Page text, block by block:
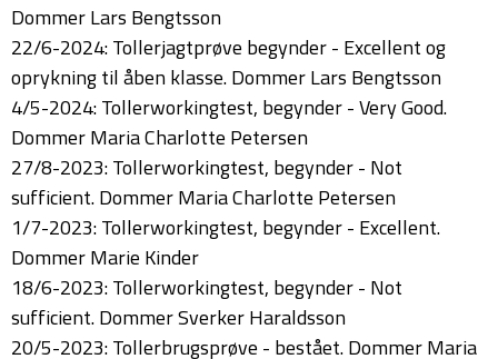
Dommer Lars Bengtsson
22/6-2024: Tollerjagtprøve begynder - Excellent og
oprykning til åben klasse. Dommer Lars Bengtsson
4/5-2024: Tollerworkingtest, begynder - Very Good.
Dommer Maria Charlotte Petersen
27/8-2023: Tollerworkingtest, begynder - Not
sufficient. Dommer Maria Charlotte Petersen
1/7-2023: Tollerworkingtest, begynder - Excellent.
Dommer Marie Kinder
18/6-2023: Tollerworkingtest, begynder - Not
sufficient. Dommer Sverker Haraldsson
20/5-2023: Tollerbrugsprøve - bestået. Dommer Maria